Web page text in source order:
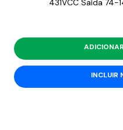
431VCC Saída 74-
INCLUIR